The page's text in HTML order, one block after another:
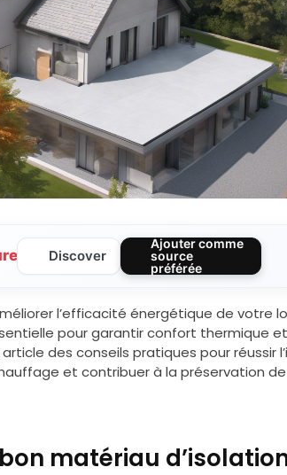
Discover
Ajouter comme
source
préférée
l’efficacité énergétique de votre
pour garantir confort thermique et
des conseils pratiques pour réussir
et contribuer à la préservation de
matériau